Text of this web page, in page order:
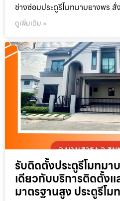
ช่างซ่อมประตูรีโมทมาบยางพร สั่
ดูเพิ่มเติม »
รับติดตั้งประตูรีโมทมา
เดียวกับบริการติดตั้งแ
มาตรฐานสูง ประตูรีโ